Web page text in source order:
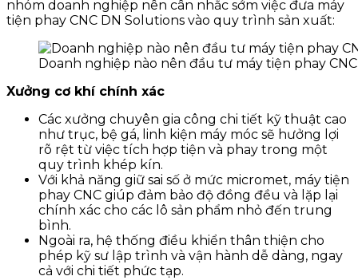
nhóm doanh nghiệp nên cân nhắc sớm việc đưa máy
tiện phay CNC DN Solutions vào quy trình sản xuất:
Doanh nghiệp nào nên đầu tư máy tiện phay
Xưởng cơ khí chính xác
Các xưởng chuyên gia công chi tiết kỹ thuật cao
như trục, bệ gá, linh kiện máy móc sẽ hưởng lợi
rõ rệt từ việc tích hợp tiện và phay trong một
quy trình khép kín.
Với khả năng giữ sai số ở mức micromet, máy tiện
phay CNC giúp đảm bảo độ đồng đều và lặp lại
chính xác cho các lô sản phẩm nhỏ đến trung
bình.
Ngoài ra, hệ thống điều khiển thân thiện cho
phép kỹ sư lập trình và vận hành dễ dàng, ngay
cả với chi tiết phức tạp.